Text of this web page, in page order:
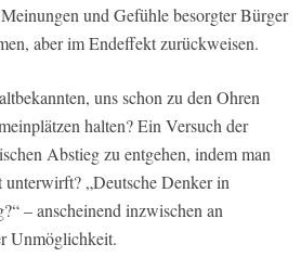
und Gefühle besorgter Bürger
aber im Endeffekt zurückweisen.
uns schon zu den Ohren
halten? Ein Versuch der
Abstieg zu entgehen, indem man
„Deutsche Denker in
– anscheinend inzwischen an
Unmöglichkeit.